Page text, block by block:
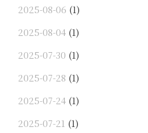
2025-08-06 (1)
2025-08-04 (1)
2025-07-30 (1)
2025-07-28 (1)
2025-07-24 (1)
2025-07-21 (1)